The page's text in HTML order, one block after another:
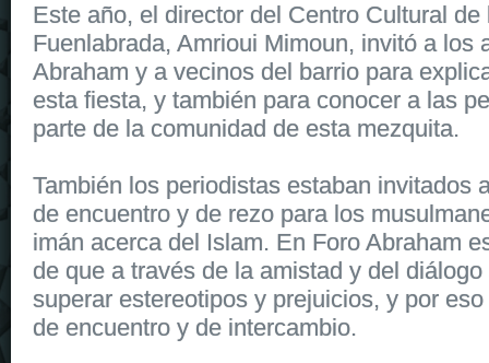
Este año, el director del Centro Cultural de
Fuenlabrada, Amrioui Mimoun, invitó a los
Abraham y a vecinos del barrio para
esta fiesta, y también para conocer a las
parte de la comunidad de esta mezquita.
También los periodistas estaban invitados
de encuentro y de rezo para los
imán acerca del Islam. En Foro Abraham
de que a través de la amistad y del
superar estereotipos y prejuicios, y por
de encuentro y de intercambio.